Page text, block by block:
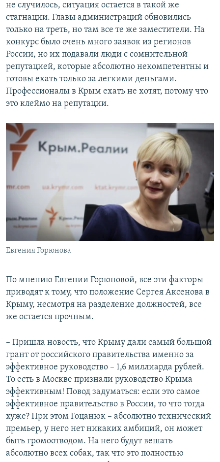
не случилось, ситуация остается в такой же
стагнации. Главы администраций обновились
только на треть, но там все те же заместители. На
конкурс было очень много заявок из регионов
России, но их подавали люди с сомнительной
репутацией, которые абсолютно некомпетентны и
готовы ехать только за легкими деньгами.
Профессионалы в Крым ехать не хотят, потому что
это клеймо на репутации.
Евгения Горюнова
По мнению Евгении Горюновой, все эти факторы
приводят к тому, что положение Сергея Аксенова в
Крыму, несмотря на разделение должностей, все
же остается прочным.
– Пришла новость, что Крыму дали самый большой
грант от российского правительства именно за
эффективное руководство – 1,6 миллиарда рублей.
То есть в Москве признали руководство Крыма
эффективным! Повод задуматься: если это самое
эффективное правительство в России, то что тогда
хуже? При этом Гоцанюк – абсолютно технический
премьер, у него нет никаких амбиций, он может
быть громоотводом. На него будут вешать
абсолютно всех собак, так что это полностью